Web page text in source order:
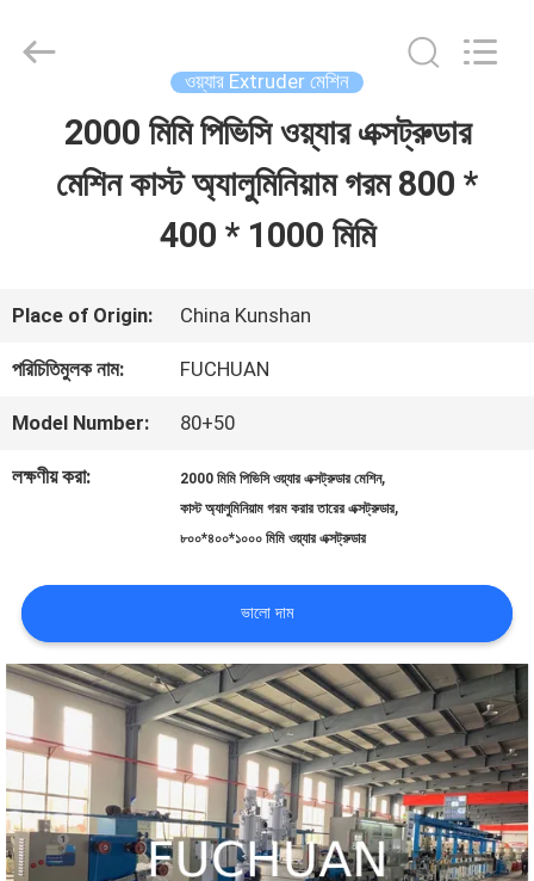
ভিডিও
ভিআর
সম্পর্কে
কারখানা
পরিদর্শন
গুণমান
নিয়ন্ত্রণ
Electrical
ওয়্যার Extruder মেশিন
2000 মিমি পিভিসি ওয়্যার এক্সট্রুডার
মেশিন কাস্ট অ্যালুমিনিয়াম গরম 800 *
400 * 1000 মিমি
Place of Origin: China Kunshan
পরিচিতিমুলক নাম: FUCHUAN
Model Number: 80+50
লক্ষণীয় করা: 2000 মিমি পিভিসি ওয়্যার এক্সট্রুডার মেশিন,
কাস্ট অ্যালুমিনিয়াম গরম করার তারের এক্সট্রুডার,
৮০০*৪০০*১০০০ মিমি ওয়্যার এক্সট্রুডার
ভালো দাম